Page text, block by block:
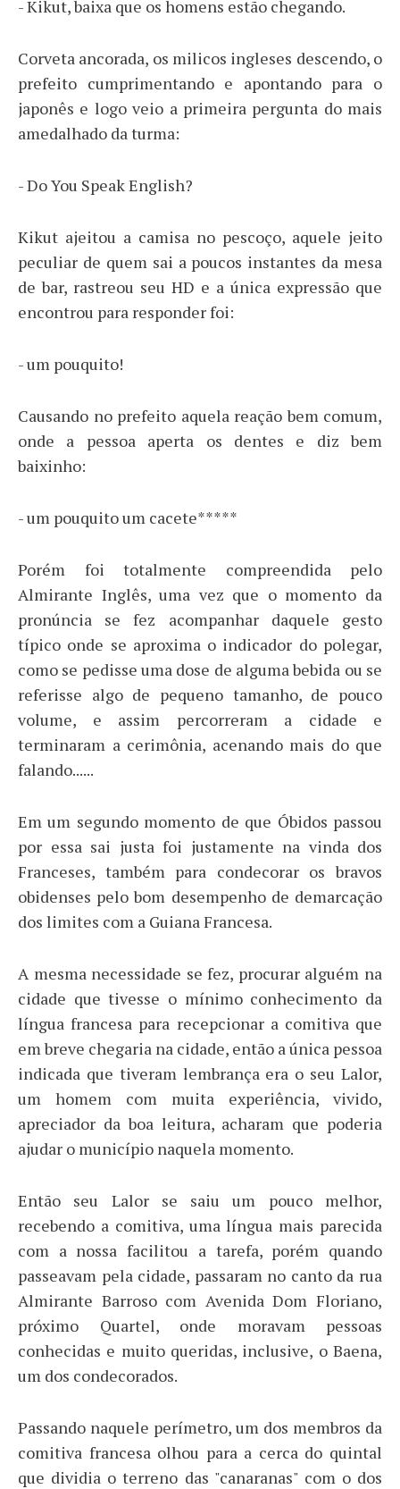
- Kikut, baixa que os homens estão chegando.
Corveta ancorada, os milicos ingleses descendo, o
prefeito cumprimentando e apontando para o
japonês e logo veio a primeira pergunta do mais
amedalhado da turma:
- Do You Speak English?
Kikut ajeitou a camisa no pescoço, aquele jeito
peculiar de quem sai a poucos instantes da mesa
de bar, rastreou seu HD e a única expressão que
encontrou para responder foi:
- um pouquito!
Causando no prefeito aquela reação bem comum,
onde a pessoa aperta os dentes e diz bem
baixinho:
- um pouquito um cacete*****
Porém foi totalmente compreendida pelo
Almirante Inglês, uma vez que o momento da
pronúncia se fez acompanhar daquele gesto
típico onde se aproxima o indicador do polegar,
como se pedisse uma dose de alguma bebida ou se
referisse algo de pequeno tamanho, de pouco
volume, e assim percorreram a cidade e
terminaram a cerimônia, acenando mais do que
falando......
Em um segundo momento de que Óbidos passou
por essa sai justa foi justamente na vinda dos
Franceses, também para condecorar os bravos
obidenses pelo bom desempenho de demarcação
dos limites com a Guiana Francesa.
A mesma necessidade se fez, procurar alguém na
cidade que tivesse o mínimo conhecimento da
língua francesa para recepcionar a comitiva que
em breve chegaria na cidade, então a única pessoa
indicada que tiveram lembrança era o seu Lalor,
um homem com muita experiência, vivido,
apreciador da boa leitura, acharam que poderia
ajudar o município naquela momento.
Então seu Lalor se saiu um pouco melhor,
recebendo a comitiva, uma língua mais parecida
com a nossa facilitou a tarefa, porém quando
passeavam pela cidade, passaram no canto da rua
Almirante Barroso com Avenida Dom Floriano,
próximo Quartel, onde moravam pessoas
conhecidas e muito queridas, inclusive, o Baena,
um dos condecorados.
Passando naquele perímetro, um dos membros da
comitiva francesa olhou para a cerca do quintal
que dividia o terreno das "canaranas" com o dos